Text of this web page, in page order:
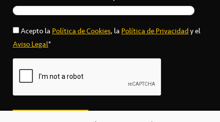
Acepto laPolítica de Cookies, laPolítica de Privacidady el
Aviso Legal*